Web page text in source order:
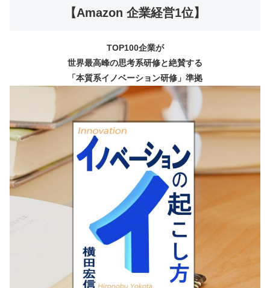
【Amazon 企業経営1位】
TOP100企業が
世界最高峰の思考系研修と絶賛する
「本質系イノベーション研修」準拠